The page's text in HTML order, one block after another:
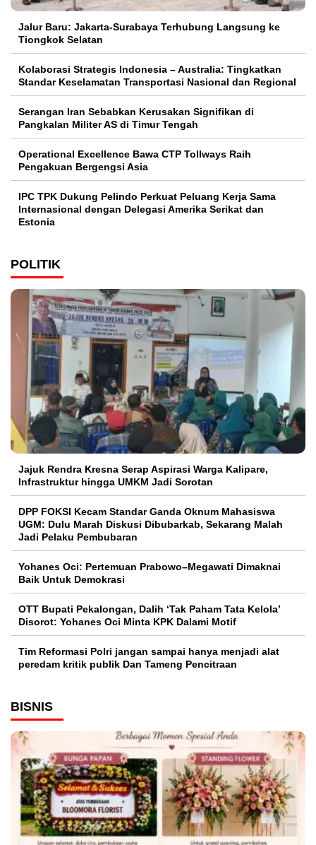
Jalur Baru: Jakarta-Surabaya Terhubung Langsung ke
Tiongkok Selatan
Kolaborasi Strategis Indonesia – Australia: Tingkatkan
Standar Keselamatan Transportasi Nasional dan Regional
Serangan Iran Sebabkan Kerusakan Signifikan di
Pangkalan Militer AS di Timur Tengah
Operational Excellence Bawa CTP Tollways Raih
Pengakuan Bergengsi Asia
IPC TPK Dukung Pelindo Perkuat Peluang Kerja Sama
Internasional dengan Delegasi Amerika Serikat dan
Estonia
POLITIK
Jajuk Rendra Kresna Serap Aspirasi Warga Kalipare,
Infrastruktur hingga UMKM Jadi Sorotan
DPP FOKSI Kecam Standar Ganda Oknum Mahasiswa
UGM: Dulu Marah Diskusi Dibubarkab, Sekarang Malah
Jadi Pelaku Pembubaran
Yohanes Oci: Pertemuan Prabowo–Megawati Dimaknai
Baik Untuk Demokrasi
OTT Bupati Pekalongan, Dalih ‘Tak Paham Tata Kelola’
Disorot: Yohanes Oci Minta KPK Dalami Motif
Tim Reformasi Polri jangan sampai hanya menjadi alat
peredam kritik publik Dan Tameng Pencitraan
BISNIS